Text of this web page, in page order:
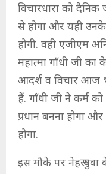
विचारधारा को
से होगा और यही उनके
होगी. वही एजीएम
महात्मा गाँधी जी
आदर्श व विचार आज
हैं. गाँधी जी ने कर्म को
प्रधान बनना होगा
होगा.
इस मौके पर नेहरू युवा